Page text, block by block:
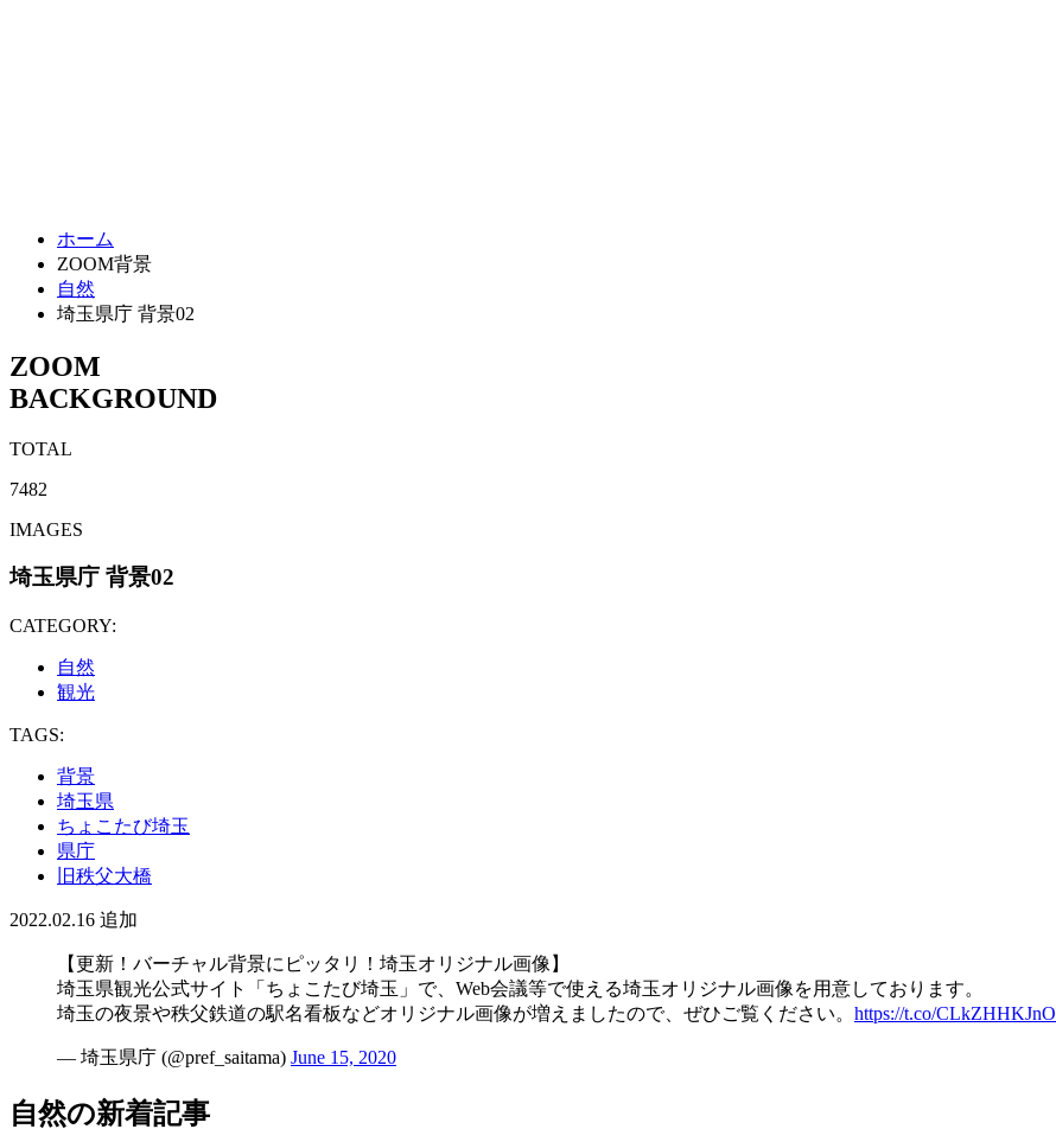
ホーム
ZOOM背景
自然
埼玉県庁 背景02
ZOOM
BACKGROUND
TOTAL
7482
IMAGES
埼玉県庁 背景02
CATEGORY:
自然
観光
TAGS:
背景
埼玉県
ちょこたび埼玉
県庁
旧秩父大橋
2022.02.16 追加
【更新！バーチャル背景にピッタリ！埼玉オリジナル画像】
埼玉県観光公式サイト「ちょこたび埼玉」で、Web会議等で使える埼玉オリジナル画像を用意しております。
埼玉の夜景や秩父鉄道の駅名看板などオリジナル画像が増えましたので、ぜひご覧ください。 https://t.co/CLkZHHKJnO
— 埼玉県庁 (@pref_saitama) June 15, 2020
自然の新着記事